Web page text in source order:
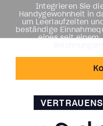
Integrieren Sie
Handygewohnheit in
um Leerlaufzeiten
beständige
eines seit einem